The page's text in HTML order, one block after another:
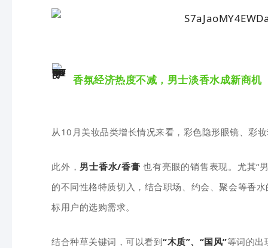
香氛经济热度不减，男士淡香水成新商机
从10月美妆品类增长情况来看，彩色隐形眼镜、彩
此外， 男士香水/香膏 也有亮眼的销售表现。尤其“
的不同性格特质切入，结合职场、约会、聚会等香
标用户的选购需求。
结合种草关键词，可以看到“木质”、“国风”等词的出